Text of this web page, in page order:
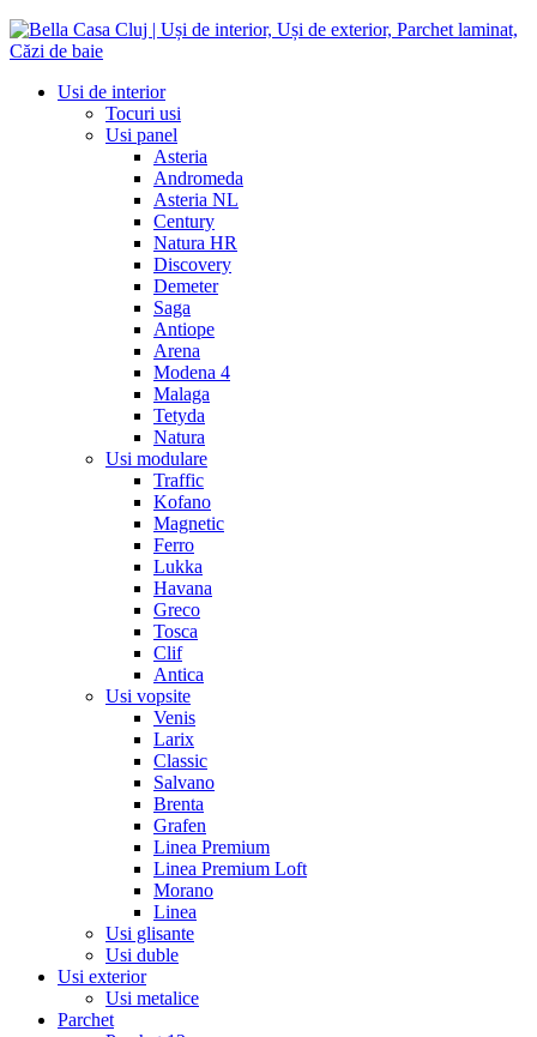
Usi de interior
Tocuri usi
Usi panel
Asteria
Andromeda
Asteria NL
Century
Natura HR
Discovery
Demeter
Saga
Antiope
Arena
Modena 4
Malaga
Tetyda
Natura
Usi modulare
Traffic
Kofano
Magnetic
Ferro
Lukka
Havana
Greco
Tosca
Clif
Antica
Usi vopsite
Venis
Larix
Classic
Salvano
Brenta
Grafen
Linea Premium
Linea Premium Loft
Morano
Linea
Usi glisante
Usi duble
Usi exterior
Usi metalice
Parchet